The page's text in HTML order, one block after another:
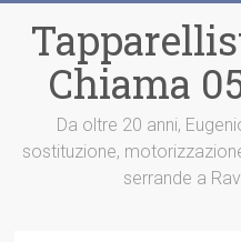
contenutoChiama
Da oltre 20 anni,
sostituzione,
serrande a